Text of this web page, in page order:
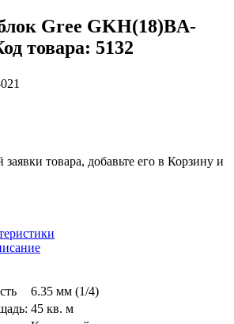
Gree GKH(18)BA-
товара: 5132
товара, добавьте его в Корзину и
6.35 мм (1/4)
45 кв. м